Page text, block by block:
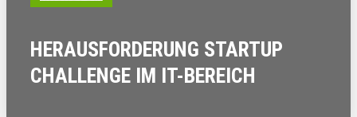
HERAUSFORDERUNG STARTUP
CHALLENGE IM IT-BEREICH